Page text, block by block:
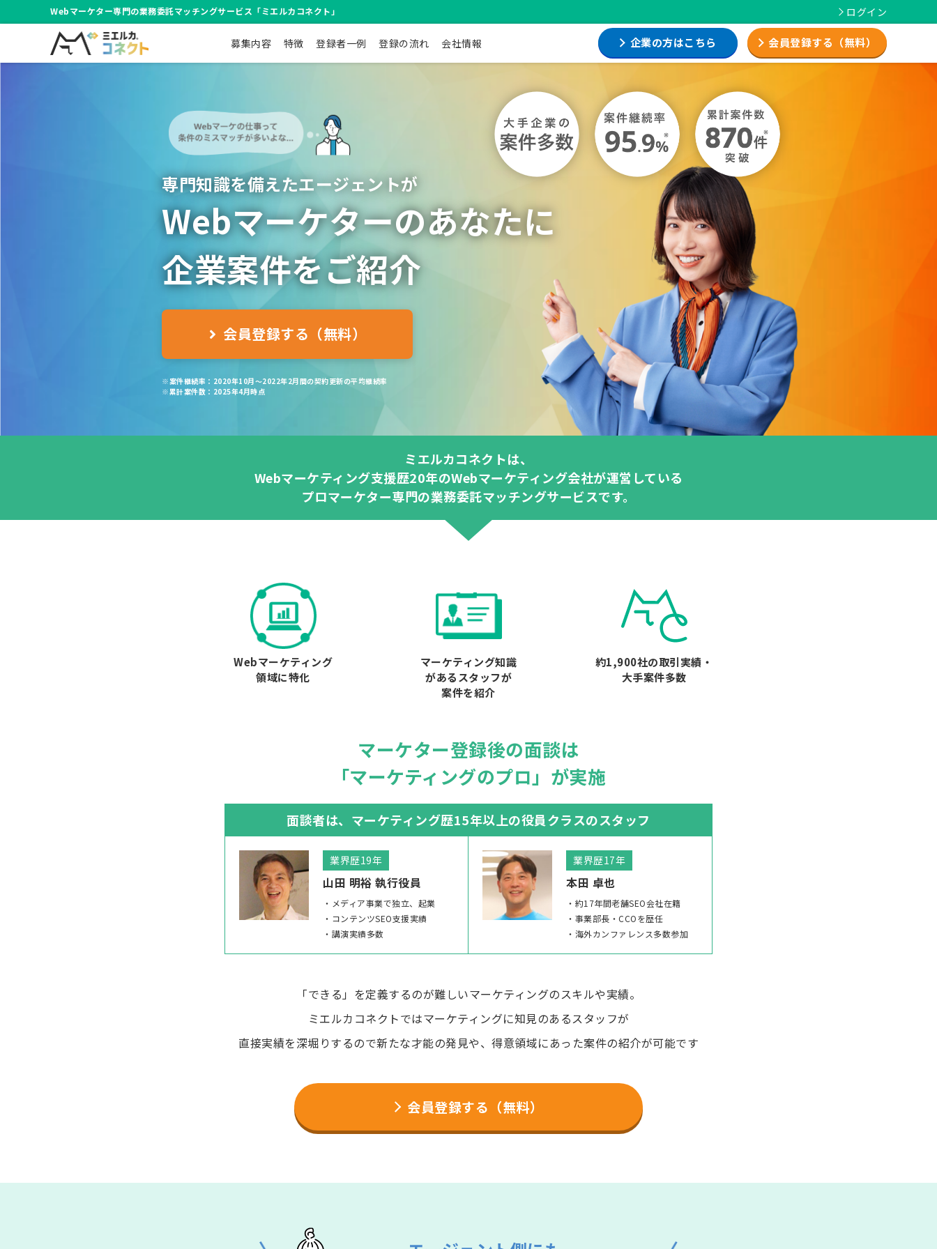
Webマーケター専門の業務委託マッチングサービス「ミエルカコネクト」 ログイン
ミエルカコネクト【Webマーケター専門の業務委託マッチングサービス】
サイト内メニュー
募集内容 特徴 登録者一例 登録の流れ 会社情報 会員登録する（無料）
企業の方はこちら
専門知識を備えたエージェントが
Webマーケターのあなたに
企業案件をご紹介
会員登録する（無料）
※案件継続率：2020年10月～2022年2月間の契約更新の平均継続率
※累計案件数：2025年4月時点
ミエルカコネクトは、
Webマーケティング支援歴20年のWebマーケティング会社が運営している
プロマーケター専門の業務委託マッチングサービスです。
Webマーケティング
領域に特化
マーケティング知識
があるスタッフが
案件を紹介
約1,900社の取引実績・
大手案件多数
マーケター登録後の面談は
「マーケティングのプロ」が実施
面談者は、 マーケティング歴15年以上の役員クラスのスタッフ
業界歴19年
山田 明裕 執行役員
メディア事業で独立、起業
コンテンツSEO支援実績
講演実績多数
業界歴17年
本田 卓也
約17年間老舗SEO会社在籍
事業部長・CCOを歴任
海外カンファレンス多数参加
「できる」を定義するのが難しいマーケティングのスキルや実績。
ミエルカコネクトではマーケティングに知見のあるスタッフが
直接実績を深堀りするので新たな才能の発見や、得意領域にあった案件の紹介が可能です
会員登録する（無料）